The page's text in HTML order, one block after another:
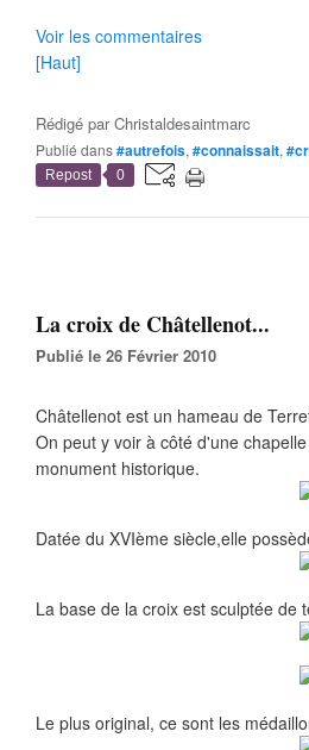
Voir les commentaires
[Haut]
Rédigé parChristaldesaintmarc
Publié dans#autrefois, #connaissait,
Repost 0
La croix de Châtellenot...
Publié le 26 Février 2010
Châtellenot est un hameau de
On peut y voir à côté d'une
monument historique.
Datée du XVIème siècle,elle
La base de la croix est sculptée de
Le plus original, ce sont les